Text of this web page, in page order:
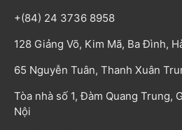
+(84) 24 3736 8958
128 Giảng Võ, Kim Mã, Ba Đình,
65 Nguyễn Tuân, Thanh Xuân
Tòa nhà số 1, Đàm Quang Trung,
Nội